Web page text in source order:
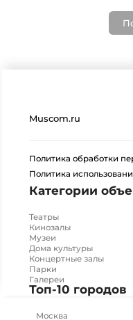
Muscom.ru
Политика обработки
Политика
Категории
Театры
Кинозалы
Музеи
Дома культуры
Концертные залы
Парки
Галереи
Топ-10 городов
Москва